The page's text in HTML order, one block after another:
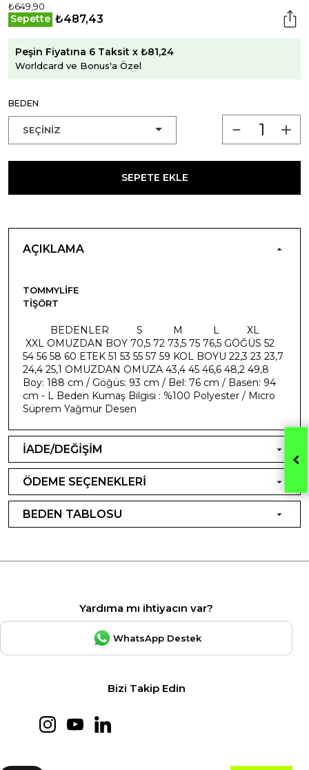
₺649,90
Sepette ₺487,43
Peşin Fiyatına 6 Taksit x ₺81,24
Worldcard ve Bonus'a Özel
BEDEN
SEPETE EKLE
AÇIKLAMA
TOMMYLIFE
TIŞÖRT
​ BEDENLER S M L XL
XXL OMUZDAN BOY 70,5 72 73,5 75 76,5 GÖĞÜS 52
54 56 58 60 ETEK 51 53 55 57 59 KOL BOYU 22,3 23 23,7
24,4 25,1 OMUZDAN OMUZA 43,4 45 46,6 48,2 49,8
Boy: 188 cm / Göğüs: 93 cm / Bel: 76 cm / Basen: 94
cm - L Beden Kumaş Bilgisi : %100 Polyester / Mıcro
Süprem Yağmur Desen
İADE/DEĞİŞİM
ÖDEME SEÇENEKLERİ
BEDEN TABLOSU
Yardıma mı ihtiyacın var?
WhatsApp Destek
Bizi Takip Edin